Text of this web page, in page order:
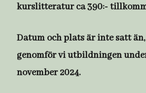
kurslitteratur ca 390:-
Datum och plats är inte satt
genomför vi utbildningen
november 2024.